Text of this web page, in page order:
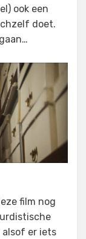
ook een
doet.
film nog
alsof er iets